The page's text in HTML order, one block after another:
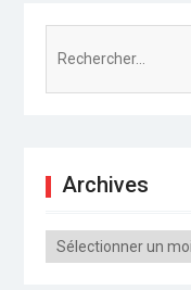
Archives
Archives